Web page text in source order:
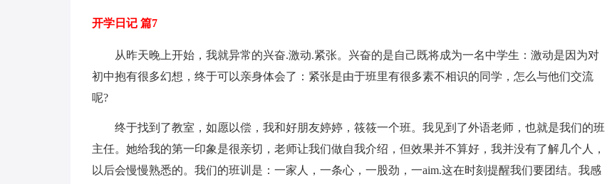
开学日记 篇7
从昨天晚上开始，我就异常的兴奋.激动.紧张。兴奋的是自己既将成为一名中学生：激动是因为对
初中抱有很多幻想，终于可以亲身体会了：紧张是由于班里有很多素不相识的同学，怎么与他们交流
呢?
终于找到了教室，如愿以偿，我和好朋友婷婷，筱筱一个班。我见到了外语老师，也就是我们的班
主任。她给我的第一印象是很亲切，老师让我们做自我介绍，但效果并不算好，我并没有了解几个人，
以后会慢慢熟悉的。我们的班训是：一家人，一条心，一股劲，一aim.这在时刻提醒我们要团结。我感